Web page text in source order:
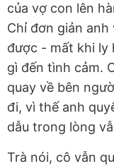
của vợ con lên
Chỉ đơn giản
được - mất khi ly
gì đến tình cảm.
quay về bên
đi, vì thế anh
dẫu trong lòng
Trà nói, cô vẫn